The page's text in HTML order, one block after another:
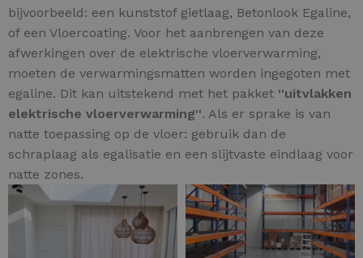
bijvoorbeeld: een kunststof gietlaag, Betonlook Egaline,
of een Vloercoating. Voor het aanbrengen van deze
afwerkingen over de elektrische vloerverwarming,
moeten de verwarmingsmatten worden ingegoten met
egaline. Dit kan uitstekend met het pakket ''uitvlakken
elektrische vloerverwarming''. Als er sprake is van
natte toepassing op de vloer: gebruik dan de
schraplaag als egalisatie en een slijtvaste eindlaag voor
natte zones.